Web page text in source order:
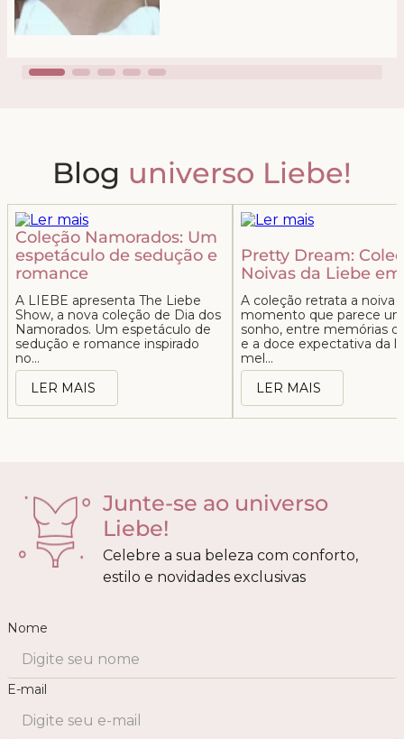
Blog universo Liebe!
Coleção Namorados: Um
espetáculo de sedução e
romance
A LIEBE apresenta The Liebe
Show, a nova coleção de Dia dos
Namorados. Um espetáculo de
sedução e romance inspirado
no...
LER MAIS
Pretty Dream:
Noivas da Liebe
A coleção retrata a noiva
momento que parece
sonho, entre memórias
e a doce expectativa da
mel...
LER MAIS
Junte-se ao universo
Liebe!
Celebre a sua beleza com conforto,
estilo e novidades exclusivas
Nome
E-mail